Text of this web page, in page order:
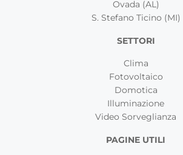
Ovada (AL)
S. Stefano Ticino (MI)
SETTORI
Clima
Fotovoltaico
Domotica
Illuminazione
Video Sorveglianza
PAGINE UTILI